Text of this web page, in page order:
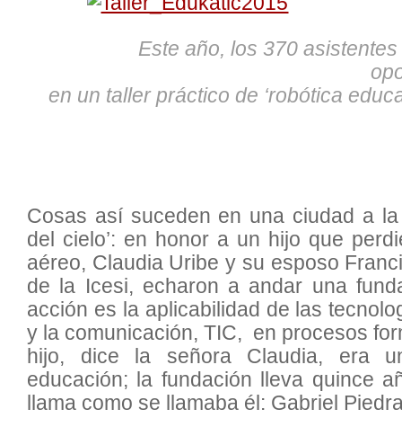
Este año, los 370
en un taller práctico de ‘robótica
Cosas así suceden en una ciudad a la
del cielo’: en honor a un hijo que
aéreo, Claudia Uribe y su esposo
de la Icesi, echaron a andar una
acción es la aplicabilidad de las
y la comunicación, TIC, en procesos
hijo, dice la señora Claudia, era
educación; la fundación lleva quince
llama como se llamaba él: Gabriel